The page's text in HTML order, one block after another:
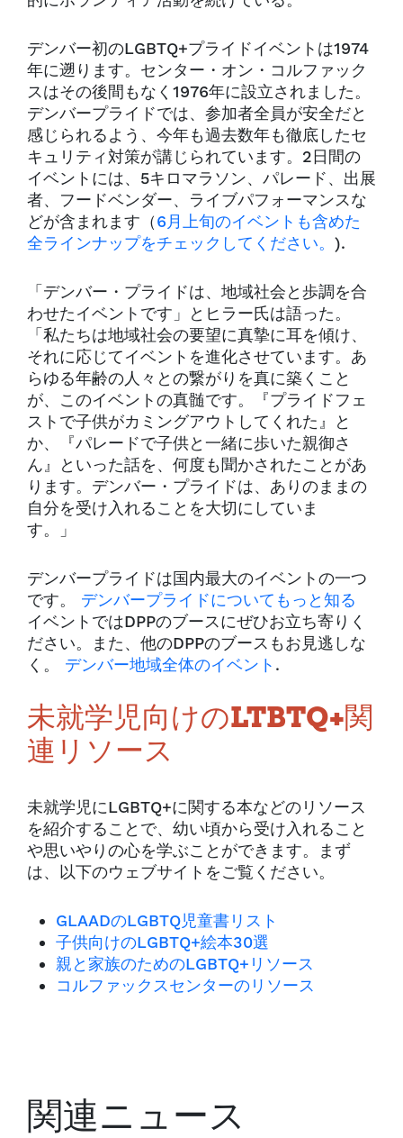
デンバー初のLGBTQ+プライドイベントは1974
年に遡ります。センター・オン・コルファック
スはその後間もなく1976年に設立されました。
デンバープライドでは、参加者全員が安全だと
感じられるよう、今年も過去数年も徹底したセ
キュリティ対策が講じられています。2日間の
イベントには、5キロマラソン、パレード、出展
者、フードベンダー、ライブパフォーマンスな
どが含まれます（6月上旬のイベントも含めた
全ラインナップをチェックしてください。 ).
「デンバー・プライドは、地域社会と歩調を合
わせたイベントです」とヒラー氏は語った。
「私たちは地域社会の要望に真摯に耳を傾け、
それに応じてイベントを進化させています。あ
らゆる年齢の人々との繋がりを真に築くこと
が、このイベントの真髄です。『プライドフェ
ストで子供がカミングアウトしてくれた』と
か、『パレードで子供と一緒に歩いた親御さ
ん』といった話を、何度も聞かされたことがあ
ります。デンバー・プライドは、ありのままの
自分を受け入れることを大切にしていま
す。」
デンバープライドは国内最大のイベントの一つ
です。 デンバープライドについてもっと知る
イベントではDPPのブースにぜひお立ち寄りく
ださい。また、他のDPPのブースもお見逃しな
く。 デンバー地域全体のイベント .
未就学児向けのLTBTQ+関
連リソース
未就学児にLGBTQ+に関する本などのリソース
を紹介することで、幼い頃から受け入れること
や思いやりの心を学ぶことができます。まず
は、以下のウェブサイトをご覧ください。
GLAADのLGBTQ児童書リスト
子供向けのLGBTQ+絵本30選
親と家族のためのLGBTQ+リソース
コルファックスセンターのリソース
関連ニュース